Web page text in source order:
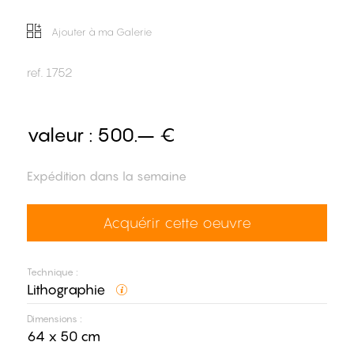
Ajouter à ma Galerie
ref. 1752
Technique :
Lithographie
Dimensions :
64 x 50 cm
valeur : 500.– €
Expédition dans la semaine
Acquérir cette oeuvre